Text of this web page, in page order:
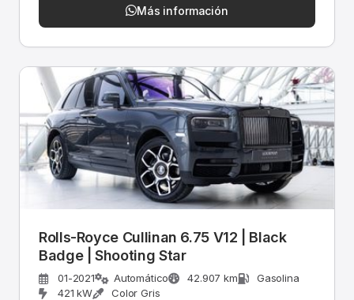
Más información
Rolls-Royce Cullinan 6.75 V12 | Black
Badge | Shooting Star
01-2021 Automático 42.907 km
Gasolina
421 kW
Color Gris